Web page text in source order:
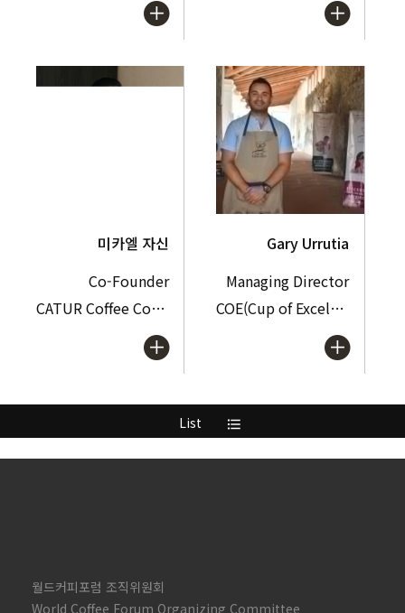
미카엘 자신
Co-Founder
CATUR Coffee Company
Gary Urrutia
Managing Director
COE(Cup of Excellence)
List format_list_bulleted
월드커피포럼 조직위원회
World Coffee Forum Organizing Committee